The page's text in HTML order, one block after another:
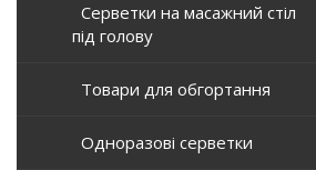
Серветки на масажний стіл
під голову
Товари для обгортання
Одноразові серветки